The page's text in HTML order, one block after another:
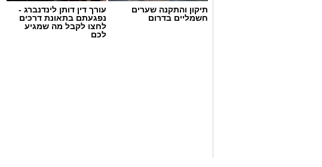
תיקון והתקנה שערים
חשמליים בדרום
עורך דין דותן לינדנברג -
נפגעתם בתאונת דרכים
לחצו לקבל מה שמגיע
לכם